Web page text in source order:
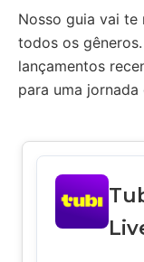
Nosso guia vai
todos os
lançamentos
para uma